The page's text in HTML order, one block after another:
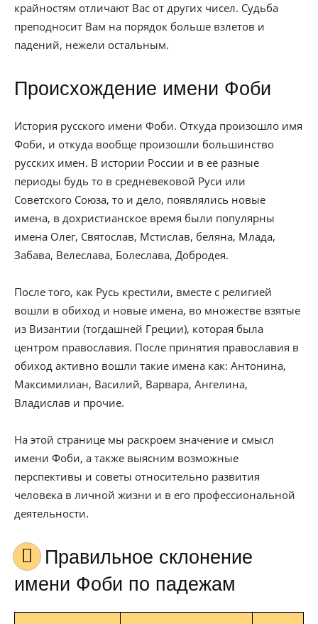
крайностям отличают Вас от других чисел. Судьба
преподносит Вам на порядок больше взлетов и
падений, нежели остальным.
Происхождение имени Фоби
История русского имени Фоби. Откуда произошло имя
Фоби, и откуда вообще произошли большинство
русских имен. В истории России и в её разные
периоды будь то в средневековой Руси или
Советского Союза, то и дело, появлялись новые
имена, в дохристианское время были популярны
имена Олег, Святослав, Мстислав, беляна, Млада,
Забава, Велеслава, Болеслава, Добродея.
После того, как Русь крестили, вместе с религией
вошли в обиход и новые имена, во множестве взятые
из Византии (тогдашней Греции), которая была
центром православия. После принятия православия в
обиход активно вошли такие имена как: Антонина,
Максимилиан, Василий, Варвара, Ангелина,
Владислав и прочие.
На этой странице мы раскроем значение и смысл
имени Фоби, а также выясним возможные
перспективы и советы относительно развития
человека в личной жизни и в его профессиональной
деятельности.
Правильное склонение
имени Фоби по падежам